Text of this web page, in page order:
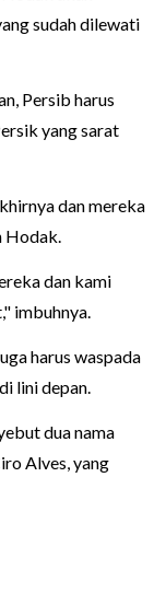
sudah dilewati
Persib harus
yang sarat
dan mereka
Hodak.
dan kami
imbuhnya.
harus waspada
lini depan.
dua nama
Alves, yang